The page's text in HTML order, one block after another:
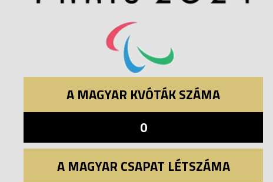
A MAGYAR KVÓTÁK SZÁMA
0
A MAGYAR CSAPAT LÉTSZÁMA